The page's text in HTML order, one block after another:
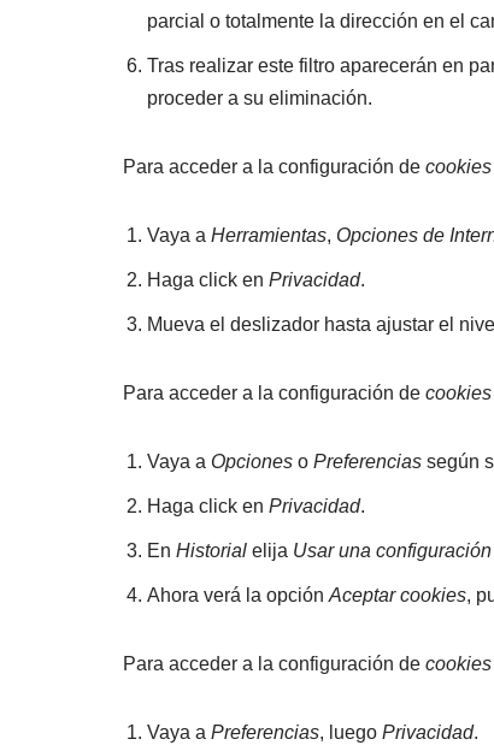
parcial o totalmente la dirección en el
Tras realizar este filtro aparecerán en
proceder a su eliminación.
Para acceder a la configuración de cookies
Vaya a Herramientas, Opciones de
Haga click en Privacidad.
Mueva el deslizador hasta ajustar el
Para acceder a la configuración de cookies
Vaya a Opciones o Preferencias según
Haga click en Privacidad.
En Historial elija Usar una
Ahora verá la opción Aceptar cookies,
Para acceder a la configuración de cookies
Vaya a Preferencias, luego Privacidad.